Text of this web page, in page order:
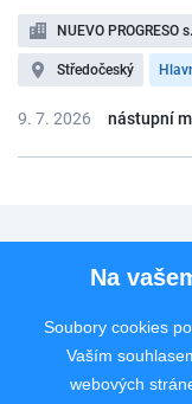
NUEVO PROGRESO
Středočeský
nástupní
9. 7. 2026
Pro uchazeče
Rychlý kontakt
Na
Soubory cookies
Vaším
webových